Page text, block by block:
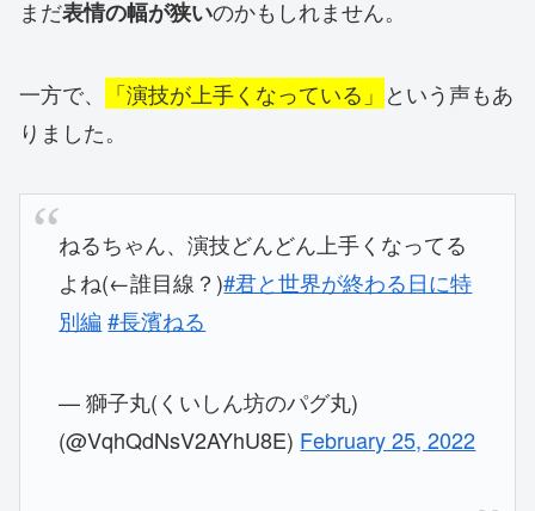
まだ表情の幅が狭いのかもしれません。
一方で、 「演技が上手くなっている」 という声もあ
りました。
ねるちゃん、演技どんどん上手くなってる
よね(←誰目線？)#君と世界が終わる日に特
別編 #長濱ねる
— 獅子丸(くいしん坊のパグ丸)
(@VqhQdNsV2AYhU8E) February 25, 2022